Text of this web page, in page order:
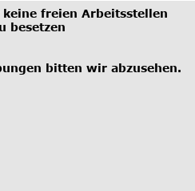
freien Arbeitsstellen
besetzen
bitten wir abzusehen.